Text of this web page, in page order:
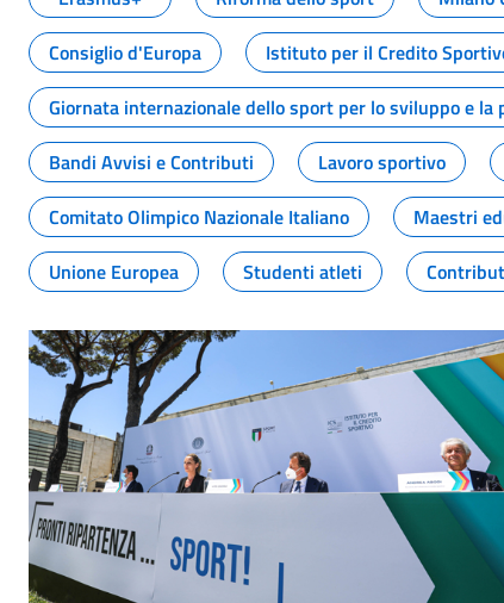
Consiglio d'Europa
Istituto per il Credito
Giornata internazionale dello sport per lo sviluppo e la
Bandi Avvisi e Contributi
Lavoro sportivo
Comitato Olimpico Nazionale Italiano
Maestri
Unione Europea
Studenti atleti